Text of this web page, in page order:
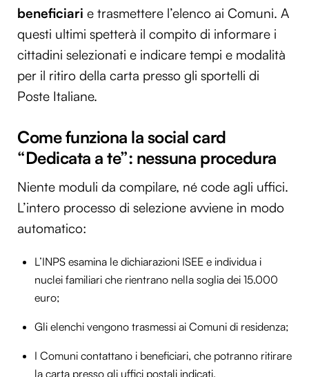
beneficiari e trasmettere l’elenco ai Comuni. A
questi ultimi spetterà il compito di informare i
cittadini selezionati e indicare tempi e modalità
per il ritiro della carta presso gli sportelli di
Poste Italiane.
Come funziona la social card
“Dedicata a te”: nessuna procedura
Niente moduli da compilare, né code agli uffici.
L’intero processo di selezione avviene in modo
automatico:
L’INPS esamina le dichiarazioni ISEE e individua i
nuclei familiari che rientrano nella soglia dei 15.000
euro;
Gli elenchi vengono trasmessi ai Comuni di residenza;
I Comuni contattano i beneficiari, che potranno ritirare
la carta presso gli uffici postali indicati.